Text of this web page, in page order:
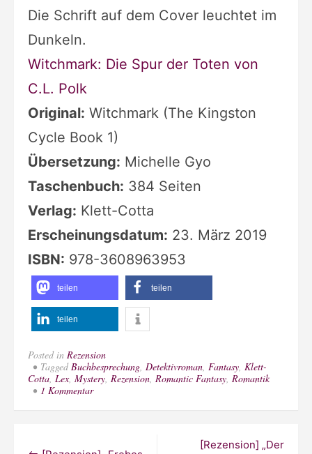
Die Schrift auf dem Cover leuchtet im
Dunkeln.
Witchmark: Die Spur der Toten von
C.L. Polk
Original: Witchmark (The Kingston
Cycle Book 1)
Übersetzung: Michelle Gyo
Taschenbuch: 384 Seiten
Verlag: Klett-Cotta
Erscheinungsdatum: 23. März 2019
ISBN: 978-3608963953
teilen teilen
teilen
Posted in Rezension
TaggedBuchbesprechung, Detektivroman, Fantasy, Klett-
Cotta, Lex, Mystery, Rezension, Romantic Fantasy, Romantik
1 Kommentarzu
Spur
Beitragsnavigation [Rezension] „Der